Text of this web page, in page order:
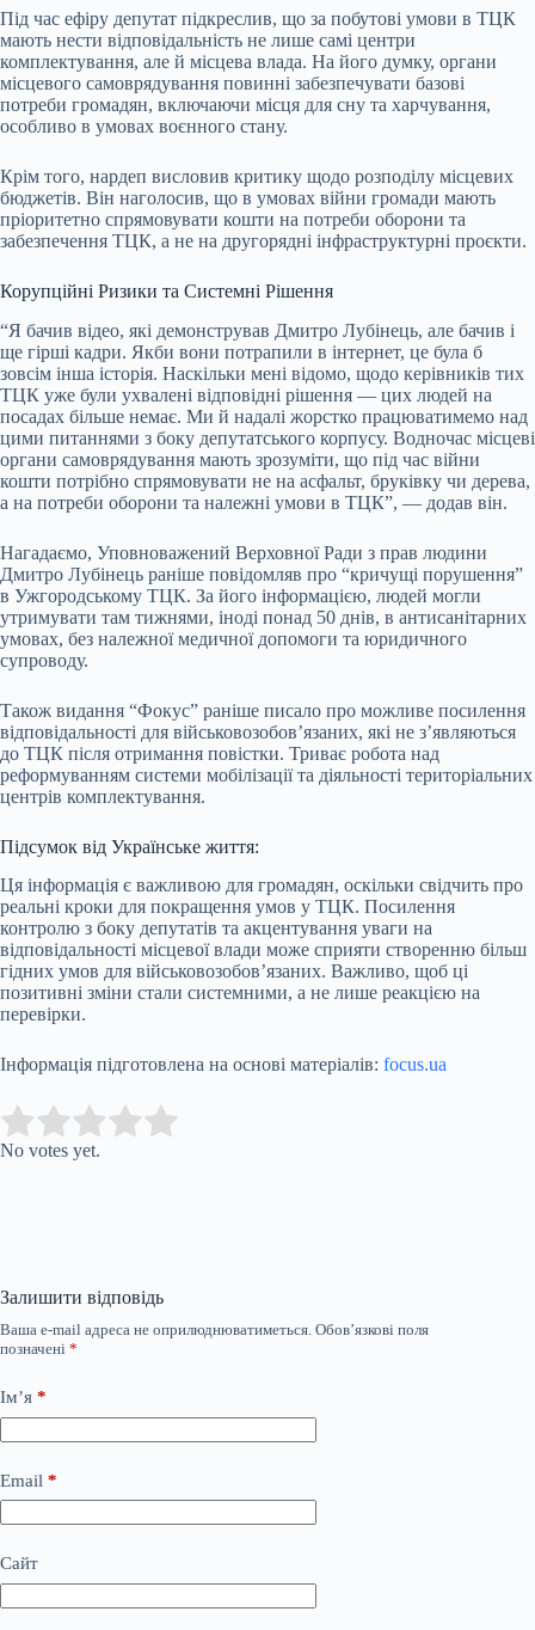
Під час ефіру депутат підкреслив, що за побутові умови в ТЦК
мають нести відповідальність не лише самі центри
комплектування, але й місцева влада. На його думку, органи
місцевого самоврядування повинні забезпечувати базові
потреби громадян, включаючи місця для сну та харчування,
особливо в умовах воєнного стану.
Крім того, нардеп висловив критику щодо розподілу місцевих
бюджетів. Він наголосив, що в умовах війни громади мають
пріоритетно спрямовувати кошти на потреби оборони та
забезпечення ТЦК, а не на другорядні інфраструктурні проєкти.
Корупційні Ризики та Системні Рішення
“Я бачив відео, які демонстрував Дмитро Лубінець, але бачив і
ще гірші кадри. Якби вони потрапили в інтернет, це була б
зовсім інша історія. Наскільки мені відомо, щодо керівників тих
ТЦК уже були ухвалені відповідні рішення — цих людей на
посадах більше немає. Ми й надалі жорстко працюватимемо над
цими питаннями з боку депутатського корпусу. Водночас місцеві
органи самоврядування мають зрозуміти, що під час війни
кошти потрібно спрямовувати не на асфальт, бруківку чи дерева,
а на потреби оборони та належні умови в ТЦК”, — додав він.
Нагадаємо, Уповноважений Верховної Ради з прав людини
Дмитро Лубінець раніше повідомляв про “кричущі порушення”
в Ужгородському ТЦК. За його інформацією, людей могли
утримувати там тижнями, іноді понад 50 днів, в антисанітарних
умовах, без належної медичної допомоги та юридичного
супроводу.
Також видання “Фокус” раніше писало про можливе посилення
відповідальності для військовозобов’язаних, які не з’являються
до ТЦК після отримання повістки. Триває робота над
реформуванням системи мобілізації та діяльності територіальних
центрів комплектування.
Підсумок від Українське життя:
Ця інформація є важливою для громадян, оскільки свідчить про
реальні кроки для покращення умов у ТЦК. Посилення
контролю з боку депутатів та акцентування уваги на
відповідальності місцевої влади може сприяти створенню більш
гідних умов для військовозобов’язаних. Важливо, щоб ці
позитивні зміни стали системними, а не лише реакцією на
перевірки.
Інформація підготовлена на основі матеріалів: focus.ua
Rate this item:
No votes yet.
Залишити відповідь
Ваша e-mail адреса не оприлюднюватиметься. Обов’язкові поля
позначені *
Ім’я *
Email *
Сайт